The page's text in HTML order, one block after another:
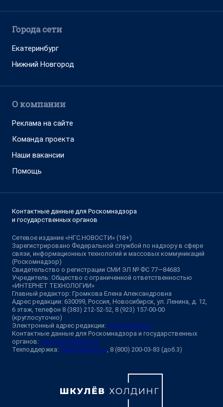
Города сети
Екатеринбург
Нижний Новгород
О компании
Реклама на сайте
Команда проекта
Наши вакансии
Помощь
Контактные данные для Роскомнадзора
и государственных органов
Сетевое издание «НГС.НОВОСТИ» (18+)
Зарегистрировано Федеральной службой по надзору в сфере
связи, информационных технологий и массовых коммуникаций
(Роскомнадзор)
Свидетельство о регистрации СМИ ЭЛ № ФС 77—84683
Учредитель: Общество с ограниченной ответственностью
«ИНТЕРНЕТ ТЕХНОЛОГИИ»
Главный редактор: Громкова Елена Александровна
Адрес редакции: 630099, Россия, Новосибирск, ул. Ленина, д. 12,
6 этаж, телефон 8 (383) 212-52-52, 8 (923) 157-00-00
(круглосуточно)
Электронный адрес редакции: ngs@shkulev.ru
Контактные данные для Роскомнадзора и государственных
органов: juristnsk@shkulev.ru
Техподдержка: help@shkulev.ru, 8 (800) 200-03-83 (доб.3)